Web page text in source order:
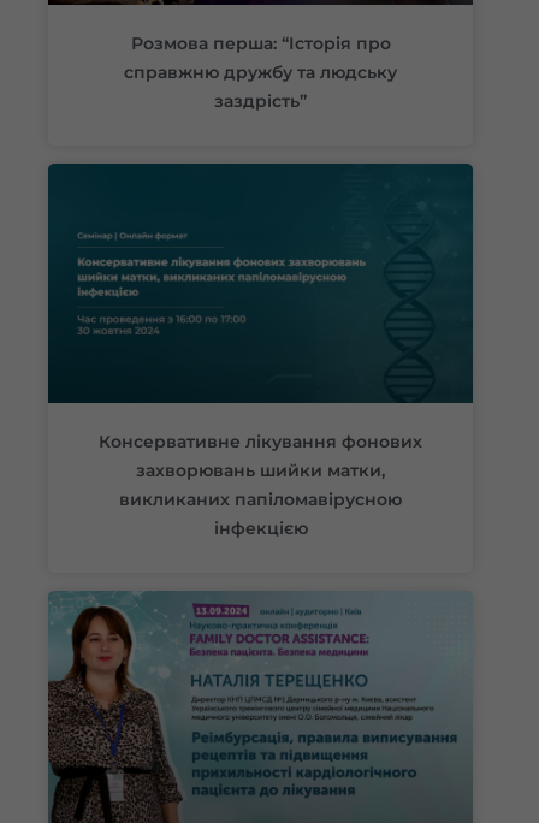
Розмова перша: “Історія про
справжню дружбу та людську
заздрість”
Консервативне лікування фонових
захворювань шийки матки,
викликаних папіломавірусною
інфекцією